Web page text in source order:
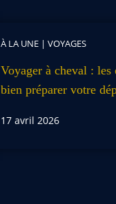
À LA UNE| VOYAGES
Voyager à cheval : les
bien préparer votre
17 avril 2026